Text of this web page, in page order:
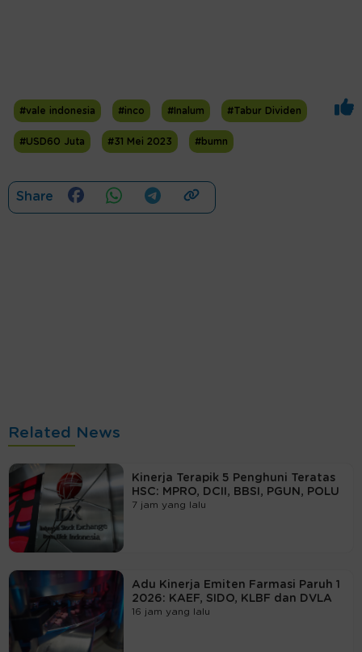
#vale indonesia #inco #Inalum #Tabur Dividen
#USD60 Juta #31 Mei 2023 #bumn
Share
Related News
Kinerja Terapik 5 Penghuni Teratas
HSC: MPRO, DCII, BBSI, PGUN, POLU
7 jam yang lalu
Adu Kinerja Emiten Farmasi Paruh 1
2026: KAEF, SIDO, KLBF dan DVLA
16 jam yang lalu